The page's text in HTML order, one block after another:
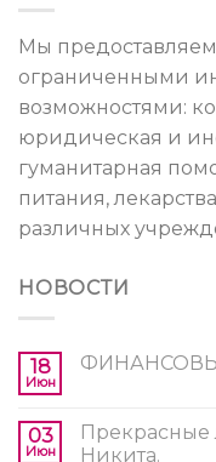
Мы
ограниченными
возможностями:
юридическая и
гуманитарная
питания,
различных
НОВОСТИ
18
Июн
03
Июн
Никита.